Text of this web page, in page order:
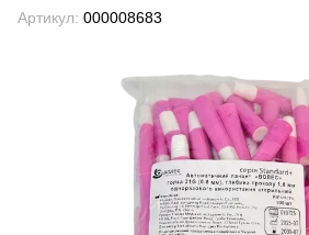
Артикул: 000008683